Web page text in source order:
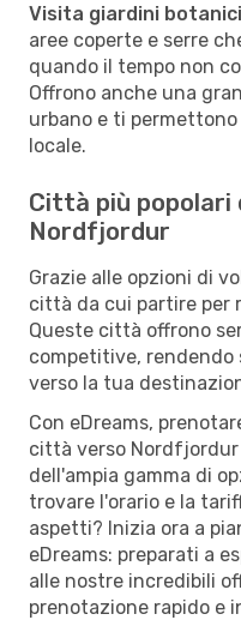
Visita giardini
aree coperte e serre
quando il tempo non
Offrono anche una
urbano e ti
locale.
Città più popolari
Nordfjordur
Grazie alle opzioni di
città da cui partire per
Queste città offrono
competitive,
verso la tua
Con eDreams,
città verso
dell'ampia gamma di
trovare l'orario e la
aspetti? Inizia ora a
eDreams: preparati a
alle nostre incredibili
prenotazione rapido e